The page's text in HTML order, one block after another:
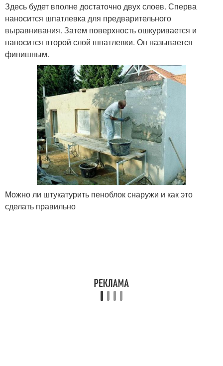
Здесь будет вполне достаточно двух слоев. Сперва
наносится шпатлевка для предварительного
выравнивания. Затем поверхность ошкуривается и
наносится второй слой шпатлевки. Он называется
финишным.
Можно ли штукатурить пеноблок снаружи и как это
сделать правильно